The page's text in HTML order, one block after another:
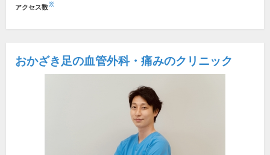
アクセス数※
おかざき足の血管外科・痛みのクリニック